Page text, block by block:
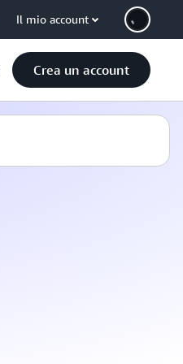
Il mio account
Crea un account